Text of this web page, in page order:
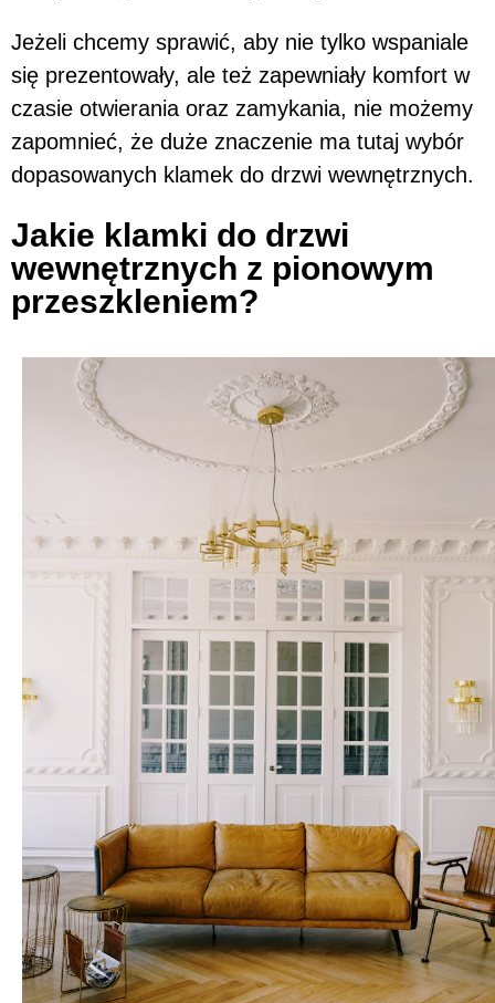
Jeżeli chcemy sprawić, aby nie tylko wspaniale
się prezentowały, ale też zapewniały komfort w
czasie otwierania oraz zamykania, nie możemy
zapomnieć, że duże znaczenie ma tutaj wybór
dopasowanych klamek do drzwi wewnętrznych.
Jakie klamki do drzwi
wewnętrznych z pionowym
przeszkleniem?